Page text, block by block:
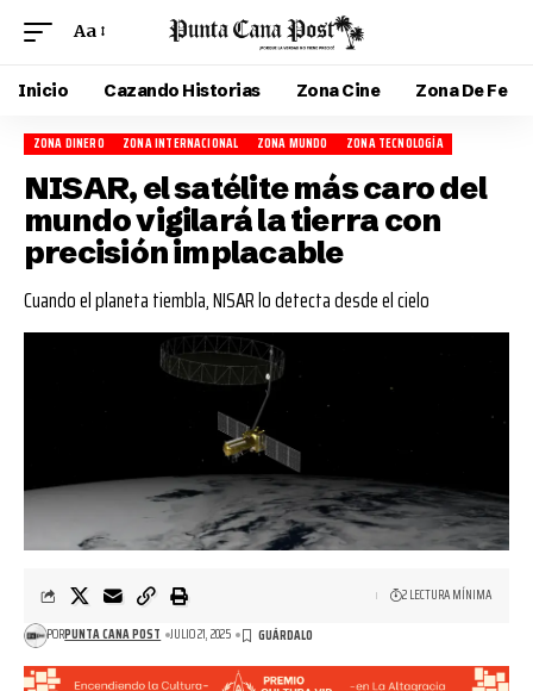
Aa
Inicio Cazando Historias Zona Cine Zona De Fe
ZONA DINERO ZONA INTERNACIONAL ZONA MUNDO ZONA TECNOLOGÍA
NISAR, el satélite más caro del
mundo vigilará la tierra con
precisión implacable
Cuando el planeta tiembla, NISAR lo detecta desde el cielo
PORPUNTA CANA POST JULIO 21, 2025
2 LECTURA MÍNIMA